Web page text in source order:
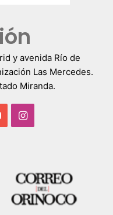
y avenida Río de
Las Mercedes.
Miranda.
YouTubeInstagram